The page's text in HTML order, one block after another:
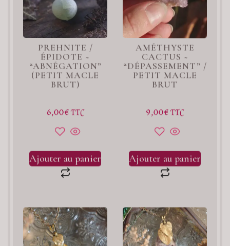
PREHNITE /
ÉPIDOTE ~
“ABNÉGATION”
(PETIT MACLE
BRUT)
6,00€ TTC
Ajouter au panier
AMÉTHYSTE
CACTUS ~
“DÉPASSEMENT” /
PETIT MACLE
BRUT
9,00€ TTC
Ajouter au panier